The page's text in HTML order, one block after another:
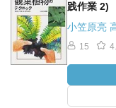
践作業 2)
小笠原亮
15